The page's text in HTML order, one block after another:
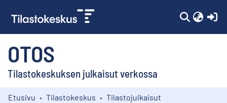
OTOS
Tilastokeskuksen julkaisut verkossa
Etusivu Tilastokeskus
Tilastojulkaisut